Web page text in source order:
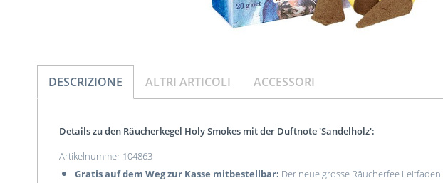
DESCRIZIONE ALTRI ARTICOLI ACCESSORI
Details zu den Räucherkegel Holy Smokes mit der Duftnote 'Sandelholz':
Artikelnummer 104863
Gratis auf dem Weg zur Kasse mitbestellbar: Der neue grosse Räucherfee Leitfaden.